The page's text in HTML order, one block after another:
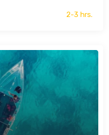
2-3 hrs.